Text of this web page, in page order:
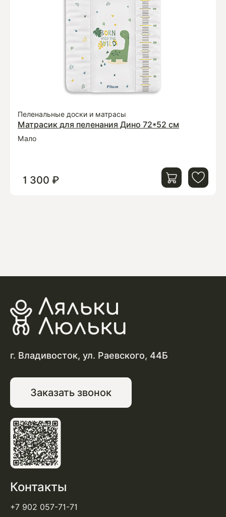
Пеленальные доски и матрасы
Матрасик для пеленания Дино 72*52 см
Мало
1 300 ₽
г. Владивосток, ул. Раевского, 44Б
Заказать звонок
Контакты
+7 902 057-71-71